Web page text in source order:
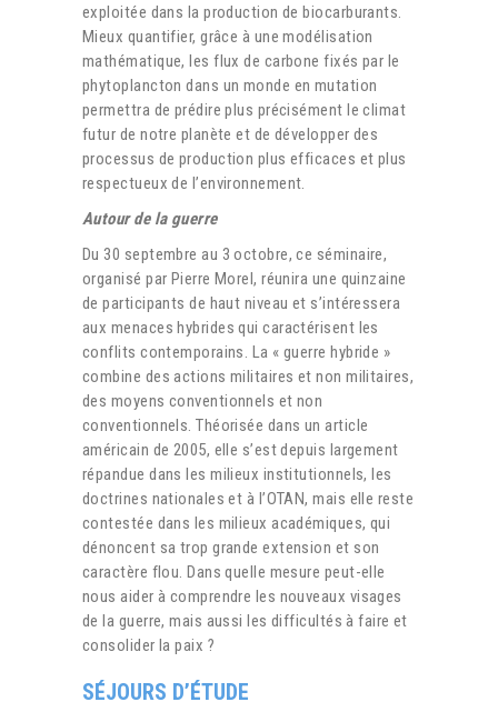
exploitée dans la production de biocarburants.
Mieux quantifier, grâce à une modélisation
mathématique, les flux de carbone fixés par le
phytoplancton dans un monde en mutation
permettra de prédire plus précisément le climat
futur de notre planète et de développer des
processus de production plus efficaces et plus
respectueux de l’environnement.
Autour de la guerre
Du 30 septembre au 3 octobre, ce séminaire,
organisé par Pierre Morel, réunira une quinzaine
de participants de haut niveau et s’intéressera
aux menaces hybrides qui caractérisent les
conflits contemporains. La « guerre hybride »
combine des actions militaires et non militaires,
des moyens conventionnels et non
conventionnels. Théorisée dans un article
américain de 2005, elle s’est depuis largement
répandue dans les milieux institutionnels, les
doctrines nationales et à l’OTAN, mais elle reste
contestée dans les milieux académiques, qui
dénoncent sa trop grande extension et son
caractère flou. Dans quelle mesure peut-elle
nous aider à comprendre les nouveaux visages
de la guerre, mais aussi les difficultés à faire et
consolider la paix ?
SÉJOURS D’ÉTUDE